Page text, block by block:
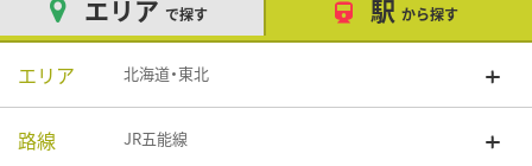
エリア で探す 駅 から探す
エリア 北海道・東北
路線 JR五能線